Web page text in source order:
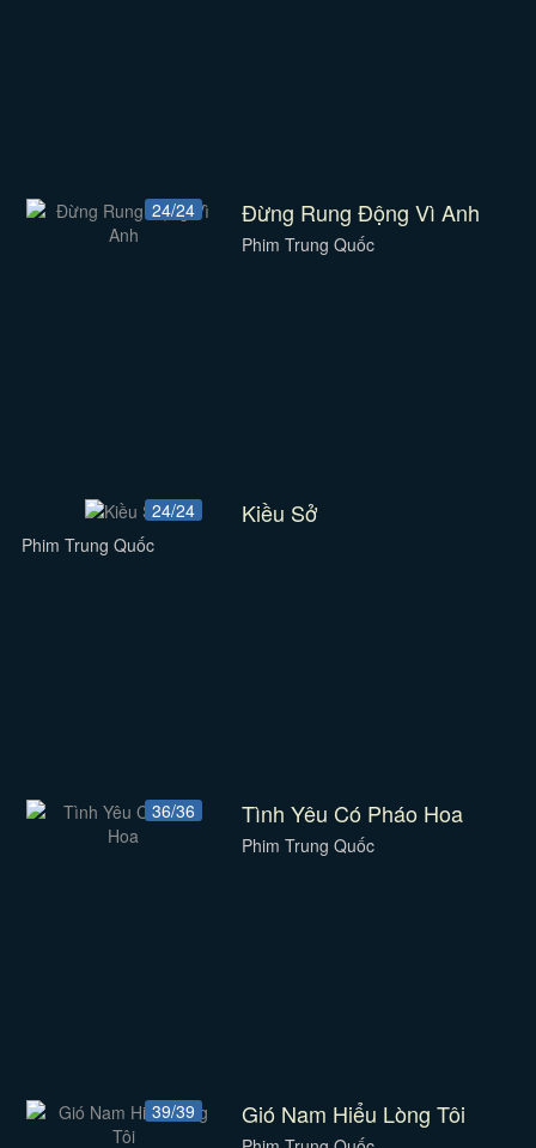
24/24 Đừng Rung Động Vì Anh
Phim Trung Quốc
24/24 Kiều Sở
Phim Trung Quốc
36/36 Tình Yêu Có Pháo Hoa
Phim Trung Quốc
39/39 Gió Nam Hiểu Lòng Tôi